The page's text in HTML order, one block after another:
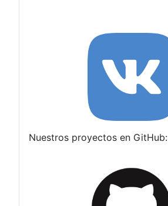
Nuestros proyectos en GitHub: